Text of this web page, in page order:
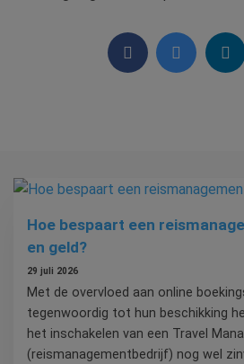
Hoe bespaart een
en geld?
29 juli 2026
Met de overvloed aan online
tegenwoordig tot hun beschikking
het inschakelen van een Travel
(reismanagementbedrijf) nog wel